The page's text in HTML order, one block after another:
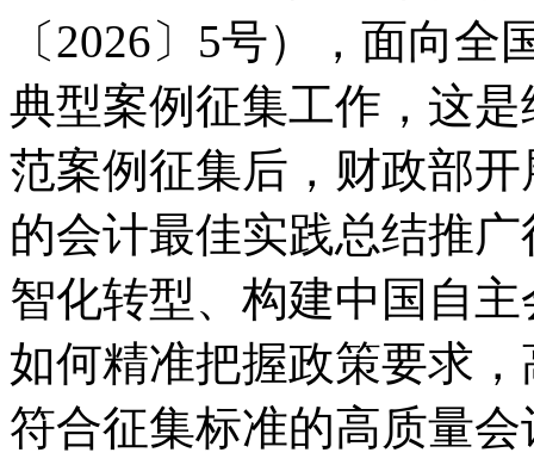
〔2026〕5号），面向
典型案例征集工作，这
范案例征集后，财政部
的会计最佳实践总结推
智化转型、构建中国自
如何精准把握政策要求
符合征集标准的高质量